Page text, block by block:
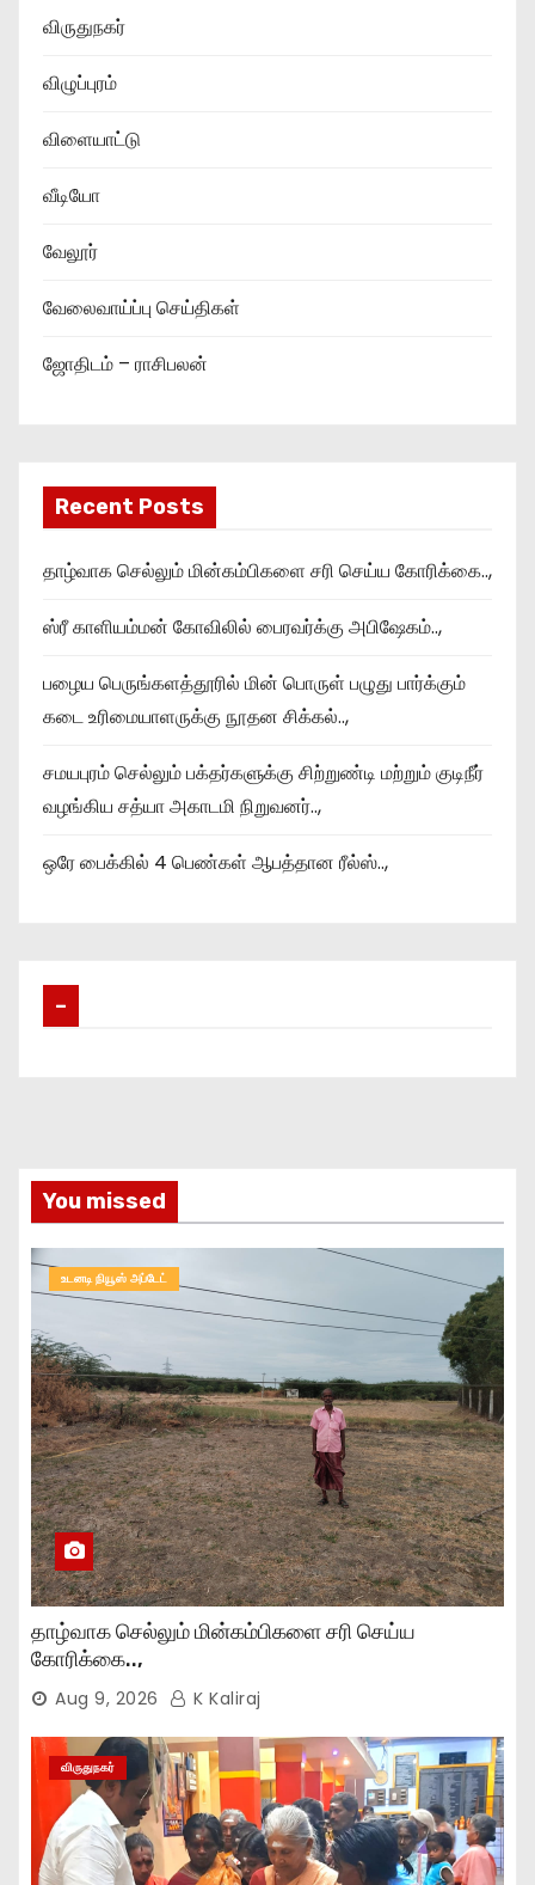
விருதுநகர்
விழுப்புரம்
விளையாட்டு
வீடியோ
வேலூர்
வேலைவாய்ப்பு செய்திகள்
ஜோதிடம் – ராசிபலன்
Recent Posts
தாழ்வாக செல்லும் மின்கம்பிகளை சரி செய்ய கோரிக்கை..,
ஸ்ரீ காளியம்மன் கோவிலில் பைரவர்க்கு அபிஷேகம்..,
பழைய பெருங்களத்தூரில் மின் பொருள் பழுது பார்க்கும்
கடை உரிமையாளருக்கு நூதன சிக்கல்..,
சமயபுரம் செல்லும் பக்தர்களுக்கு சிற்றுண்டி மற்றும் குடிநீர்
வழங்கிய சத்யா அகாடமி நிறுவனர்..,
ஒரே பைக்கில் 4 பெண்கள் ஆபத்தான ரீல்ஸ்..,
–
You missed
உடனடி நியூஸ் அப்டேட்
தாழ்வாக செல்லும் மின்கம்பிகளை சரி செய்ய
கோரிக்கை..,
Aug 9, 2026 K Kaliraj
விருதுநகர்